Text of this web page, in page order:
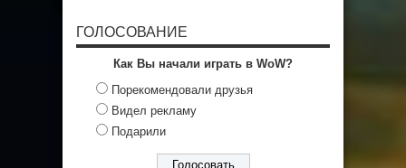
ГОЛОСОВАНИЕ
Как Вы начали играть в WoW?
Порекомендовали друзья
Видел рекламу
Подарили